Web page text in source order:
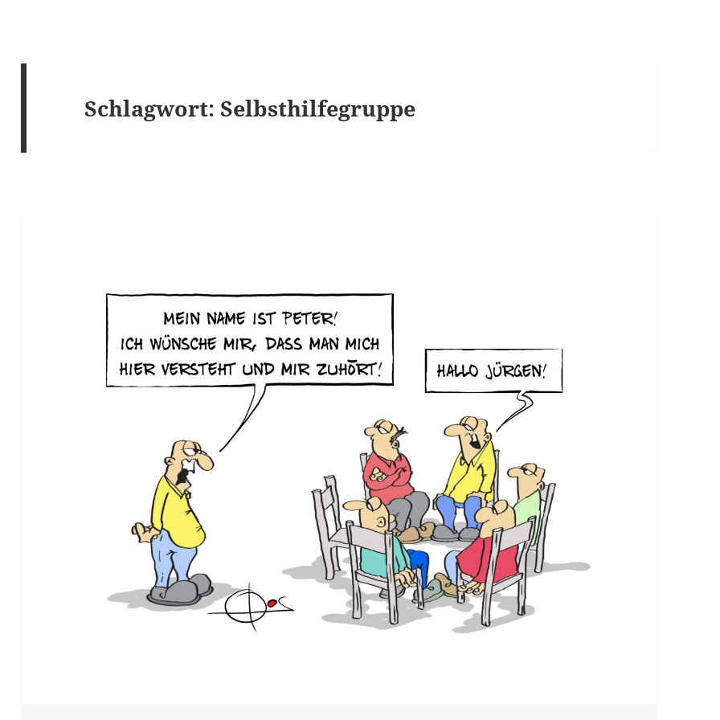
Schlagwort:Selbsthilfegruppe